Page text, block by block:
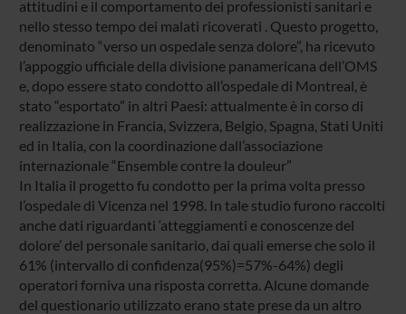
attitudini e il comportamento dei professionisti sanitari e
nello stesso tempo dei malati ricoverati . Questo progetto,
denominato “verso un ospedale senza dolore”, ha ricevuto
l’appoggio ufficiale della divisione panamericana dell’OMS
e, dopo essere stato condotto all’ospedale di Montreal, è
stato “esportato” in altri Paesi: attualmente è in corso di
realizzazione in Francia, Svizzera, Belgio, Spagna, Stati Uniti
ed in Italia, con la coordinazione dall’associazione
internazionale “Ensemble contre la douleur”
In Italia il progetto fu condotto per la prima volta presso
l’ospedale di Vicenza nel 1998. In tale studio furono raccolti
anche dati riguardanti ‘atteggiamenti e conoscenze del
dolore’ del personale sanitario, dai quali emerse che solo il
61% (intervallo di confidenza(95%)=57%-64%) degli
operatori forniva una risposta corretta. Alcune domande
del questionario utilizzato erano state prese da un altro